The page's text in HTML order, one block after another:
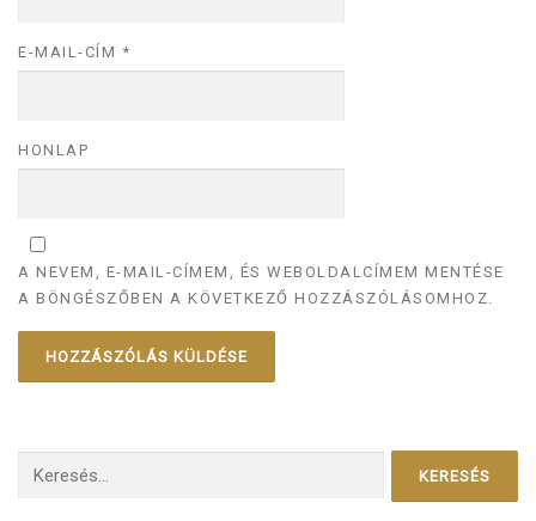
E-MAIL-CÍM *
HONLAP
A NEVEM, E-MAIL-CÍMEM, ÉS WEBOLDALCÍMEM MENTÉSE
A BÖNGÉSZŐBEN A KÖVETKEZŐ HOZZÁSZÓLÁSOMHOZ.